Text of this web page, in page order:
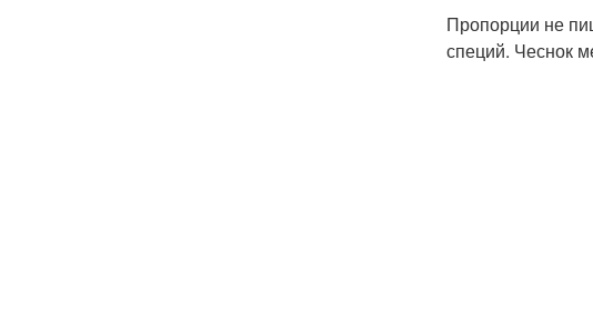
Пропорции не
специй. Чеснок